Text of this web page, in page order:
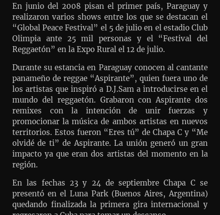
En junio del 2008 pisan el primer país, Paraguay y
realizaron varios shows entre los que se destacan el
“Global Peace Festival” el 5 de julio en el estadio Club
Olimpia ante 25 mil personas y el “Festival del
Reggaetón” en la Expo Rural el 12 de julio.
Durante su estancia en Paraguay conocen al cantante
panameño de reggae “Aspirante”, quien fuera uno de
los artistas que inspiró a D.J.Sam a introducirse en el
mundo del reggaetón. Grabaron con Aspirante dos
remixes con la intención de unir fuerzas y
promocionar la música de ambos artistas en nuevos
territorios. Estos fueron “Eres tú” de Chapa C y “Me
olvidé de ti” de Aspirante. La unión generó un gran
impacto ya que eran dos artistas del momento en la
región.
En las fechas 23 y 24 de septiembre Chapa C se
presentó en el Luna Park (Buenos Aires, Argentina)
quedando finalizada la primera gira internacional y